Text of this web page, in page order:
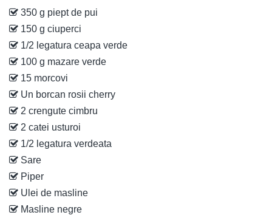
350 g piept de pui
150 g ciuperci
1/2 legatura ceapa verde
100 g mazare verde
15 morcovi
Un borcan rosii cherry
2 crengute cimbru
2 catei usturoi
1/2 legatura verdeata
Sare
Piper
Ulei de masline
Masline negre